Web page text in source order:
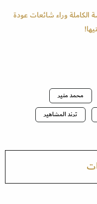
الكاملة وراء شائعات عودة
محمد منير
ترند المشاهير